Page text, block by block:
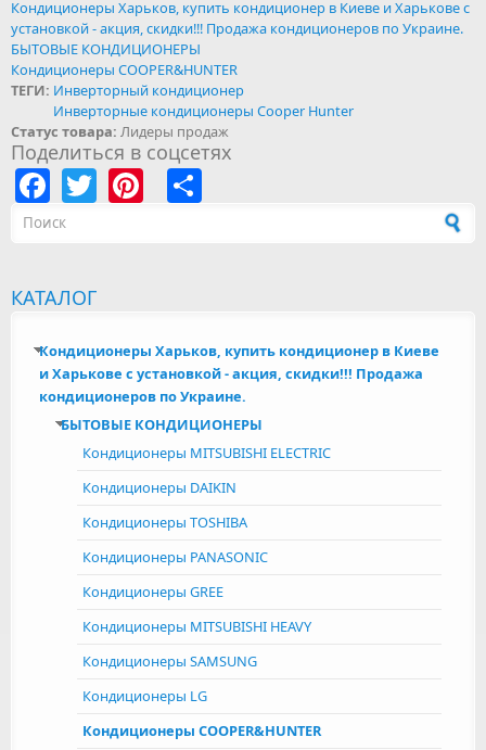
Кондиционеры Харьков, купить кондиционер в Киеве и Харькове с
установкой - акция, скидки!!! Продажа кондиционеров по Украине.
БЫТОВЫЕ КОНДИЦИОНЕРЫ
Кондиционеры COOPER&HUNTER
ТЕГИ: Инверторный кондиционер
Инверторные кондиционеры Cooper Hunter
Статус товара: Лидеры продаж
Поделиться в соцсетях
Facebook
TwitterPinterest
Форма поиска
КАТАЛОГ
Кондиционеры Харьков, купить кондиционер в Киеве
и Харькове с установкой - акция, скидки!!! Продажа
кондиционеров по Украине.
БЫТОВЫЕ КОНДИЦИОНЕРЫ
Кондиционеры MITSUBISHI ELECTRIC
Кондиционеры DAIKIN
Кондиционеры TOSHIBA
Кондиционеры PANASONIC
Кондиционеры GREE
Кондиционеры MITSUBISHI HEAVY
Кондиционеры SAMSUNG
Кондиционеры LG
Кондиционеры COOPER&HUNTER